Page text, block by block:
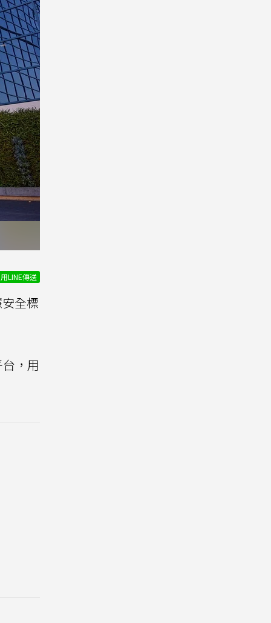
用LINE傳送
全標
，用